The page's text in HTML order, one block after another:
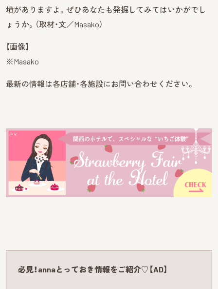
墳がありますよ。ぜひあなたも発掘してみてはいかがでし
ょうか。（取材・文／Masako）
【画像】
※Masako
最新の情報は各店舗・各施設にお問い合わせください。
必見！annaとっておき情報をご紹介♡【AD】